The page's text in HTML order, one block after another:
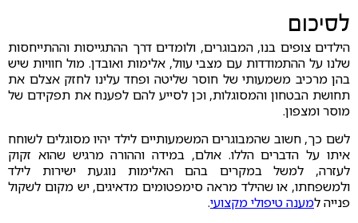
לסיכום
הילדים צופים בנו, המבוגרים, ולומדים דרך ההתגייסות וההתייחסות
שלנו על ההתמודדות עם מצבי עוול, אלימות ואובדן. מול חוויות שיש
בהן מרכיב משמעותי של חוסר שליטה ופחד עלינו לחזק אצלם את
תחושת הבטחון והמסוגלות, וכן לסייע להם לפענח את תפקידם של
מוסר ומצפון.
לשם כך, חשוב שהמבוגרים המשמעותיים לילד יהיו מסוגלים לשוחח
איתו על הדברים הללו. אולם, במידה וההורה מרגיש שהוא זקוק
לעזרה, למשל במקרים בהם האלימות נוגעת ישירות לילד
ולמשפחתו, או שהילד מראה סימפטומים מדאיגים, יש מקום לשקול
פנייה למענה טיפולי מקצועי.